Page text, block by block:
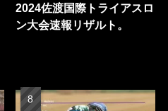
2024佐渡国際トライアスロ
ン大会速報リザルト。